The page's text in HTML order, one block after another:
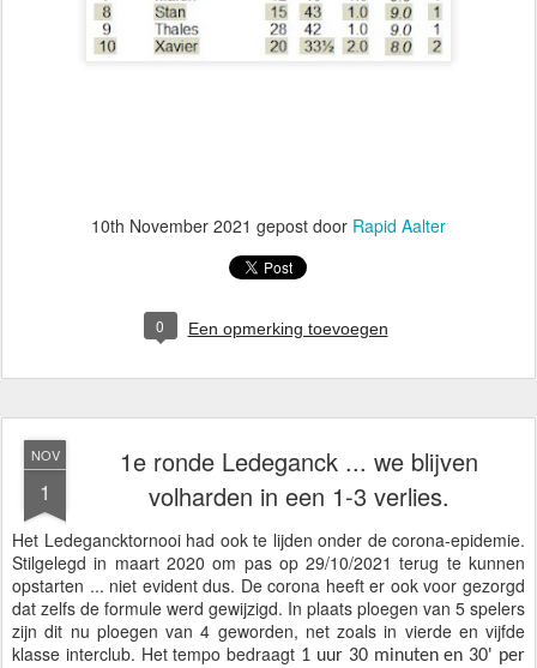
10th November 2021 gepost door Rapid Aalter
0 Een opmerking toevoegen
NOV
1
1e ronde Ledeganck ... we blijven
volharden in een 1-3 verlies.
Het Ledegancktornooi had ook te lijden onder de corona-epidemie.
Stilgelegd in maart 2020 om pas op 29/10/2021 terug te kunnen
opstarten ... niet evident dus. De corona heeft er ook voor gezorgd
dat zelfs de formule werd gewijzigd. In plaats ploegen van 5 spelers
zijn dit nu ploegen van 4 geworden, net zoals in vierde en vijfde
klasse interclub. Het tempo bedraagt 1 uur 30 minuten en 30' per